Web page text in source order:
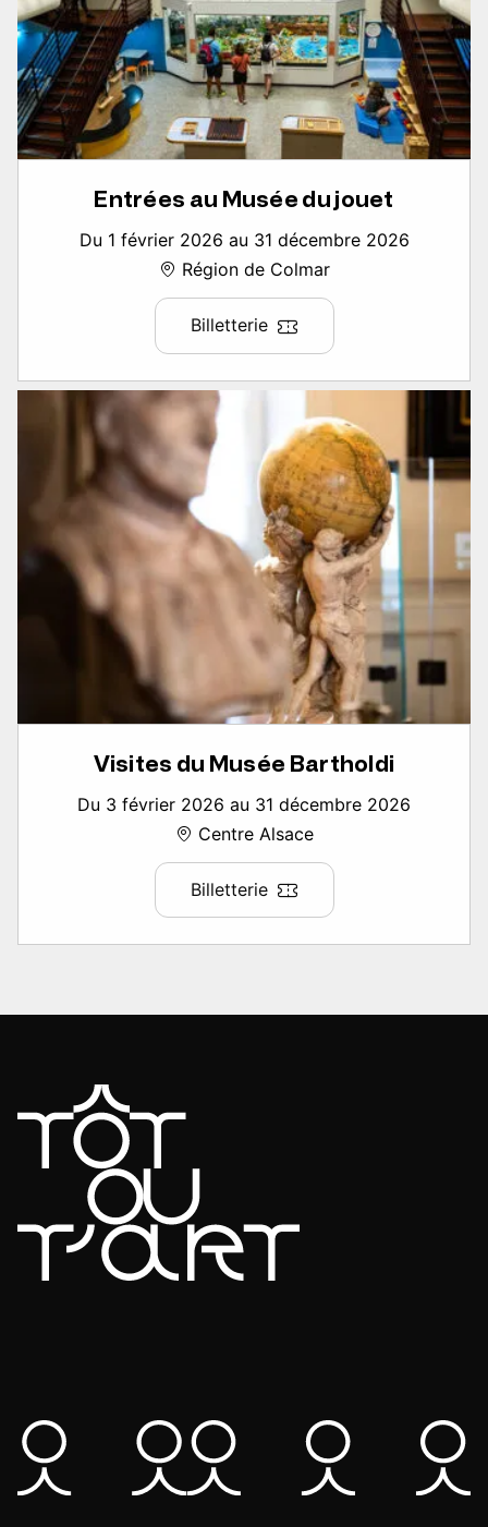
Entrées au Musée du jouet
Du 1 février 2026 au 31 décembre 2026
Région de Colmar
Billetterie
Visites du Musée Bartholdi
Du 3 février 2026 au 31 décembre 2026
Centre Alsace
Billetterie